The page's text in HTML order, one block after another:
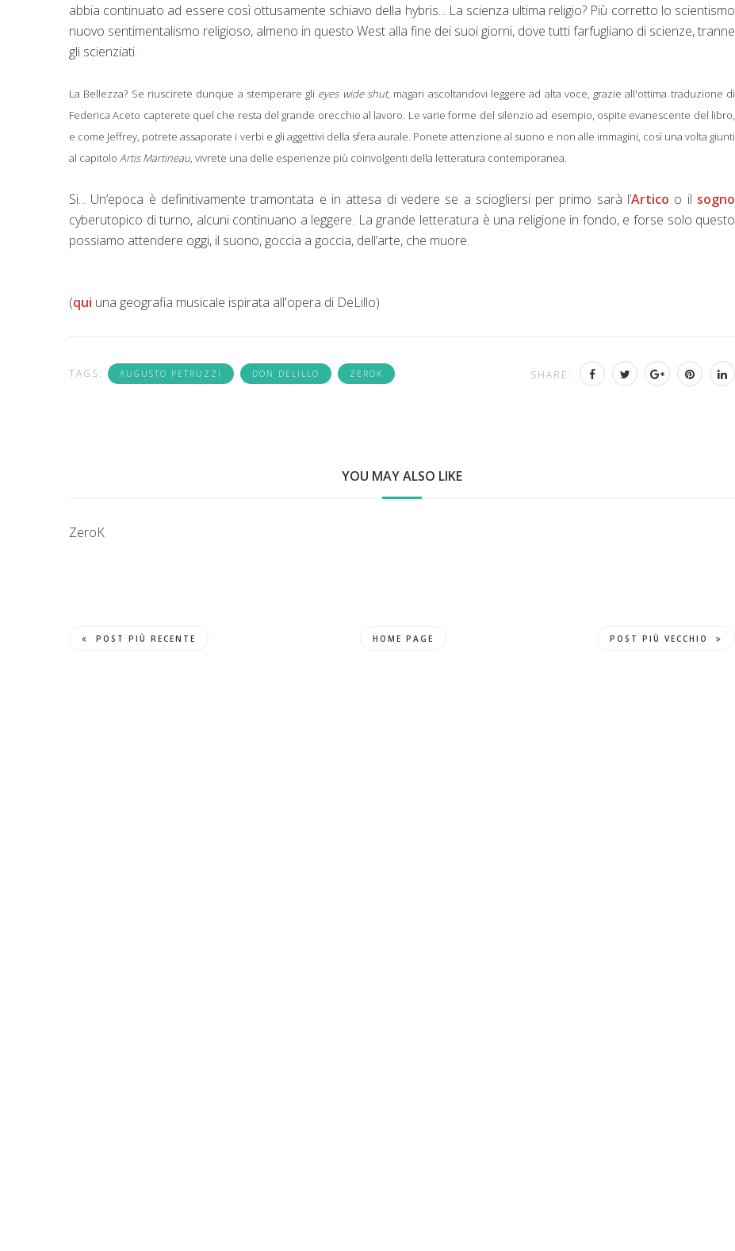
abbia continuato ad essere così ottusamente schiavo della hybris... La scienza ultima religio? Più corretto lo scientismo
nuovo sentimentalismo religioso, almeno in questo West alla fine dei suoi giorni, dove tutti farfugliano di scienze, tranne
gli scienziati.
La Bellezza? Se riuscirete dunque a stemperare gli eyes wide shut, magari ascoltandovi leggere ad alta voce, grazie all'ottima traduzione di
Federica Aceto capterete quel che resta del grande orecchio al lavoro. Le varie forme del silenzio ad esempio, ospite evanescente del libro,
e come Jeffrey, potrete assaporate i verbi e gli aggettivi della sfera aurale. Ponete attenzione al suono e non alle immagini, così una volta giunti
al capitolo Artis Martineau , vivrete una delle esperienze più coinvolgenti della letteratura contemporanea.
Si... Un’epoca è definitivamente tramontata e in attesa di vedere se a sciogliersi per primo sarà l’Artico o il sogno
cyberutopico di turno, alcuni continuano a leggere. La grande letteratura è una religione in fondo, e forse solo questo
possiamo attendere oggi, il suono, goccia a goccia, dell’arte, che muore.
(qui una geografia musicale ispirata all'opera di DeLillo)
TAGS: AUGUSTO PETRUZZI DON DELILLO ZEROK SHARE:
YOU MAY ALSO LIKE
ZeroK
POST PIÙ RECENTE HOME PAGE POST PIÙ VECCHIO